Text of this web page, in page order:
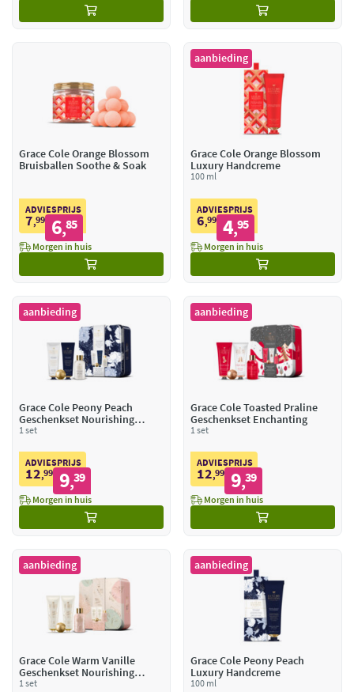
Grace Cole Orange Blossom
Bruisballen Soothe & Soak
ADVIESPRIJS
7,99 6,85
Morgen in huis
aanbieding
Grace Cole Orange Blossom
Luxury Handcreme
100 ml
ADVIESPRIJS
6,99 4,95
Morgen in huis
aanbieding
Grace Cole Peony Peach
Geschenkset Nourishing
Delights
1 set
ADVIESPRIJS
12,99 9,39
Morgen in huis
aanbieding
Grace Cole Toasted Praline
Geschenkset Enchanting
1 set
ADVIESPRIJS
12,99 9,39
Morgen in huis
aanbieding
Grace Cole Warm Vanille
Geschenkset Nourishing
Delights
1 set
aanbieding
Grace Cole Peony Peach
Luxury Handcreme
100 ml